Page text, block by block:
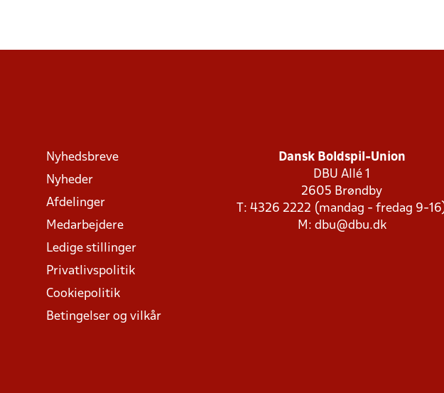
Nyhedsbreve
Nyheder
Afdelinger
Medarbejdere
Ledige stillinger
Privatlivspolitik
Cookiepolitik
Betingelser og vilkår
Dansk Boldspil-Union
DBU Allé 1
2605 Brøndby
T: 4326 2222 (mandag - fredag 9-
M: dbu@dbu.dk